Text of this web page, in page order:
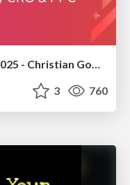
brightonSEO & MeasureFest 2025 - Christian Goodrich - Winning strategies for Black Friday CRO & PPC
3 760